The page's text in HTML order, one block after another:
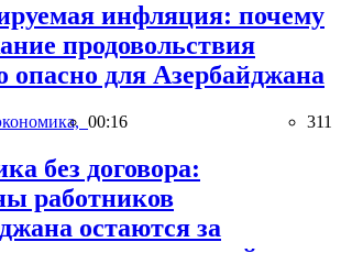
инфляция: почему
продовольствия
опасно для Азербайджана
00:16 311
без договора:
работников
остаются за